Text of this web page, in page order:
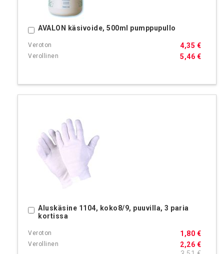
AVALON käsivoide, 500ml pumppupullo
5,46 €
4,35 €
Ostoskoriin
Aluskäsine 1104, koko8/9, puuvilla, 3 paria
kortissa
2,26 €
1,80 €
Ostoskoriin